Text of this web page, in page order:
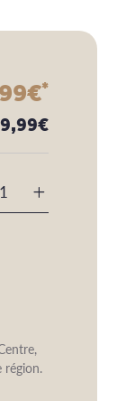
€*
€
+
région.